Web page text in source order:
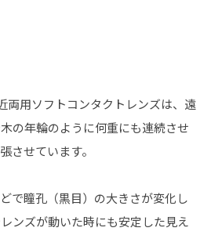
両用ソフトコンタクトレンズは、遠
の年輪のように何重にも連続させ
させています。
で瞳孔（黒目）の大きさが変化し
ンズが動いた時にも安定した見え